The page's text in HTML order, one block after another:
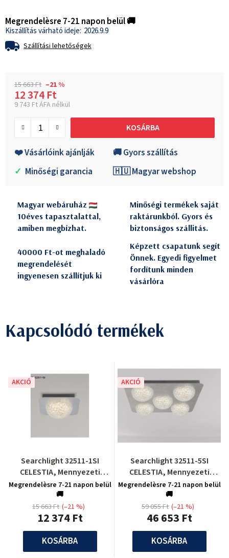
Megrendelèsre 7-21 napon belül 🚚
2026.9.9
Szállítási lehetőségek
15 663 Ft –21 %
12 374 Ft
9 743 Ft ÁFA nélkül
KOSÁRBA
❤️ Vásárlóink ajánlják
🚚 Gyors szállítás
✓ Minőségi garancia 🇭🇺 Magyar webshop
Magyar webáruház
10éves tapasztalattal,
amiben megbízhat.
Minőségi termékek saját
raktárunkból. Gyors és
biztonságos szállitás.
40000 Ft-ot meghaladó
megrendelését
ingyenesen szállítjuk ki
Képzett csapatunk segít
Önnek. Egyedi figyelmet
fordítunk minden
vásárlóra
Kapcsolódó termékek
AKCIÓ
Searchlight 32511-1SI
CELESTIA, Mennyezeti
lámpa
Megrendelèsre 7-21 napon belül
🚚
12 374 Ft
15 663 Ft (–21 %)
KOSÁRBA
AKCIÓ
Searchlight 32511-5SI
CELESTIA, Mennyezeti
lámpa
Megrendelèsre 7-21 napon belül
🚚
46 653 Ft
59 055 Ft (–21 %)
KOSÁRBA